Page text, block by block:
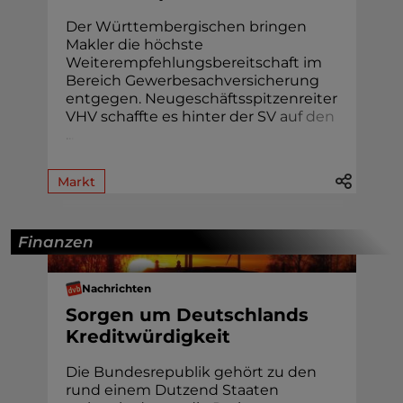
Der Württembergischen bringen
Makler die höchste
Weiterempfehlungsbereitschaft im
Bereich Gewerbesachversicherung
entgegen. Neugeschäftsspitzenreiter
VHV schaffte es hinter der SV auf den
Markt
Finanzen
Nachrichten
Sorgen um Deutschlands
Kreditwürdigkeit
Die Bundesrepublik gehört zu den
rund einem Dutzend Staaten